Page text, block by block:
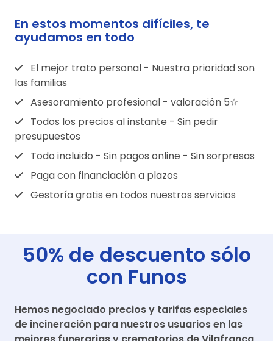
En estos momentos difíciles, te
ayudamos en todo
El mejor trato personal - Nuestra prioridad son
las familias
Asesoramiento profesional - valoración 5☆
Todos los precios al instante - Sin pedir
presupuestos
Todo incluido - Sin pagos online - Sin sorpresas
Paga con financiación a plazos
Gestoría gratis en todos nuestros servicios
50% de descuento sólo
con Funos
Hemos negociado precios y tarifas especiales
de incineración para nuestros usuarios en las